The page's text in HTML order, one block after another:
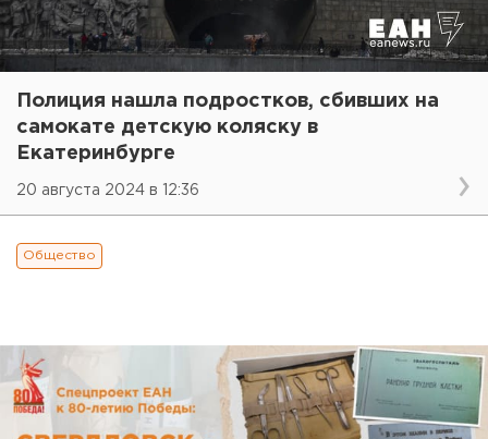
Полиция нашла подростков, сбивших на
самокате детскую коляску в
Екатеринбурге
20 августа 2024 в 12:36
Общество